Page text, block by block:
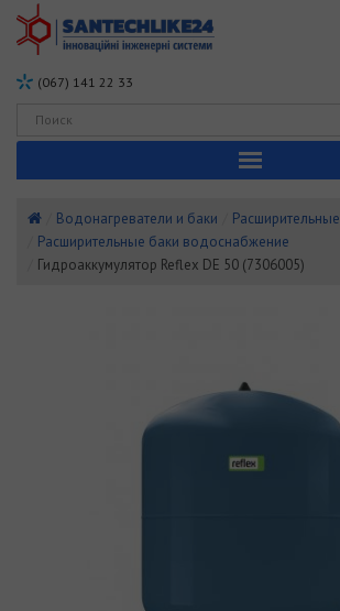
(067) 141 22 33
Водонагреватели и баки
Расширительные баки водоснабжение
Гидроаккумулятор Reflex DE 50 (7306005)